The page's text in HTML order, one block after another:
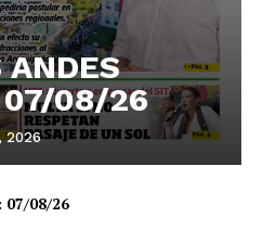
ANDES
07/08/26
2026
07/08/26